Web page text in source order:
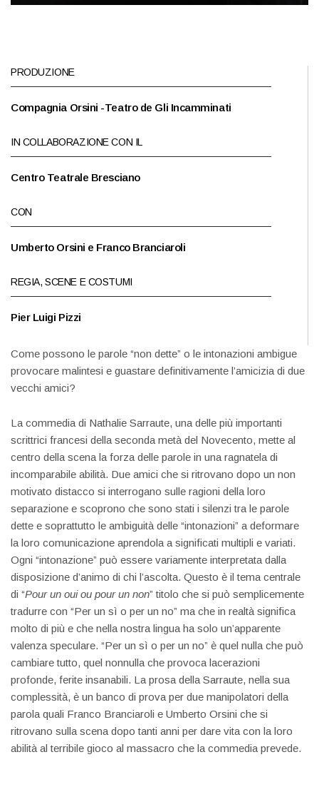
PRODUZIONE
Compagnia Orsini -Teatro de Gli Incamminati
IN COLLABORAZIONE CON IL
Centro Teatrale Bresciano
CON
Umberto Orsini e Franco Branciaroli
REGIA, SCENE E COSTUMI
Pier Luigi Pizzi
Come possono le parole “non dette” o le intonazioni ambigue
provocare malintesi e guastare definitivamente l’amicizia di due
vecchi amici?
La commedia di Nathalie Sarraute, una delle più importanti
scrittrici francesi della seconda metà del Novecento, mette al
centro della scena la forza delle parole in una ragnatela di
incomparabile abilità. Due amici che si ritrovano dopo un non
motivato distacco si interrogano sulle ragioni della loro
separazione e scoprono che sono stati i silenzi tra le parole
dette e soprattutto le ambiguità delle “intonazioni” a deformare
la loro comunicazione aprendola a significati multipli e variati.
Ogni “intonazione” può essere variamente interpretata dalla
disposizione d’animo di chi l’ascolta. Questo è il tema centrale
di “Pour un oui ou pour un non” titolo che si può semplicemente
tradurre con “Per un sì o per un no” ma che in realtà significa
molto di più e che nella nostra lingua ha solo un’apparente
valenza speculare. “Per un sì o per un no” è quel nulla che può
cambiare tutto, quel nonnulla che provoca lacerazioni
profonde, ferite insanabili. La prosa della Sarraute, nella sua
complessità, è un banco di prova per due manipolatori della
parola quali Franco Branciaroli e Umberto Orsini che si
ritrovano sulla scena dopo tanti anni per dare vita con la loro
abilità al terribile gioco al massacro che la commedia prevede.